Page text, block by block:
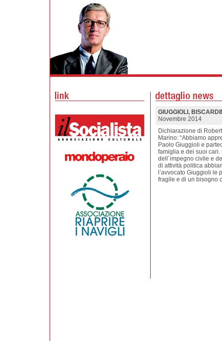
GIUGGIOLI,
Novembre 2014
Dichiarazione di
Marino: “Abbiamo
Paolo Giuggioli e
famiglia e dei suoi
dell´impegno civile e
di attività politica
l’avvocato Giuggioli
fragile e di un bisogno